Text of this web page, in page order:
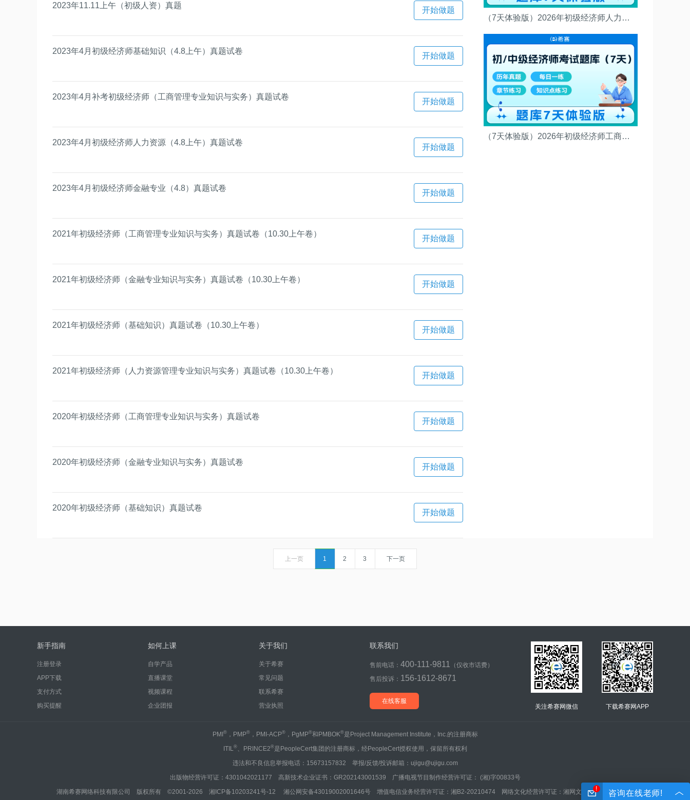
2023年11.11上午（初级人资）真题
开始做题
2023年4月初级经济师基础知识（4.8上午）真题试卷
开始做题
2023年4月补考初级经济师（工商管理专业知识与实务）真题试卷
开始做题
2023年4月初级经济师人力资源（4.8上午）真题试卷
开始做题
2023年4月初级经济师金融专业（4.8）真题试卷
开始做题
2021年初级经济师（工商管理专业知识与实务）真题试卷（10.30上午卷）
开始做题
2021年初级经济师（金融专业知识与实务）真题试卷（10.30上午卷）
开始做题
2021年初级经济师（基础知识）真题试卷（10.30上午卷）
开始做题
2021年初级经济师（人力资源管理专业知识与实务）真题试卷（10.30上午卷）
开始做题
2020年初级经济师（工商管理专业知识与实务）真题试卷
开始做题
2020年初级经济师（金融专业知识与实务）真题试卷
开始做题
2020年初级经济师（基础知识）真题试卷
开始做题
（7天体验版）2026年初级经济师人力资源管理考试题库
（7天体验版）2026年初级经济师工商管理考试题库
上一页 1 2 3 下一页
新手指南
注册登录
APP下载
支付方式
购买提醒
如何上课
自学产品
直播课堂
视频课程
企业团报
关于我们
关于希赛
常见问题
联系希赛
营业执照
联系我们
售前电话： 400-111-9811
（仅收市话费）
售后投诉： 156-1612-8671
在线客服
关注希赛网微信 下载希赛网APP
PMI®，PMP®，PMI-ACP®，PgMP®和PMBOK®是Project Management Institute，Inc.的注册商标
ITIL®、PRINCE2®是PeopleCert集团的注册商标，经PeopleCert授权使用，保留所有权利
违法和不良信息举报电话：15673157832 举报/反馈/投诉邮箱：ujigu@ujigu.com
出版物经营许可证：4301042021177 高新技术企业证书：GR202143001539 广播电视节目制作经营许可证： (湘)字00833号
湖南希赛网络科技有限公司 版权所有 ©2001-2026 湘ICP备10203241号-12 湘公网安备43019002001646号 增值电信业务经营许可证：湘B2-20210474 网络文化经营许可证：湘网文(2022)0042-005号
! 咨询在线老师!